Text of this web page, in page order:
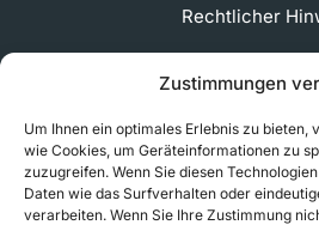
Zustimmungen
Um Ihnen ein optimales Erlebnis zu bieten,
wie Cookies, um Geräteinformationen zu
zuzugreifen. Wenn Sie diesen
Daten wie das Surfverhalten oder
verarbeiten. Wenn Sie Ihre Zustimmung
Rechtlicher
© 2026 MakerVerse